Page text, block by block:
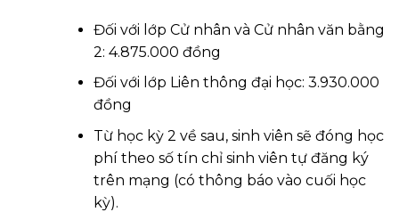
Đối với lớp Cử nhân và Cử nhân văn bằng
2: 4.875.000 đồng
Đối với lớp Liên thông đại học: 3.930.000
đồng
Từ học kỳ 2 về sau, sinh viên sẽ đóng học
phí theo số tín chỉ sinh viên tự đăng ký
trên mạng (có thông báo vào cuối học
kỳ).